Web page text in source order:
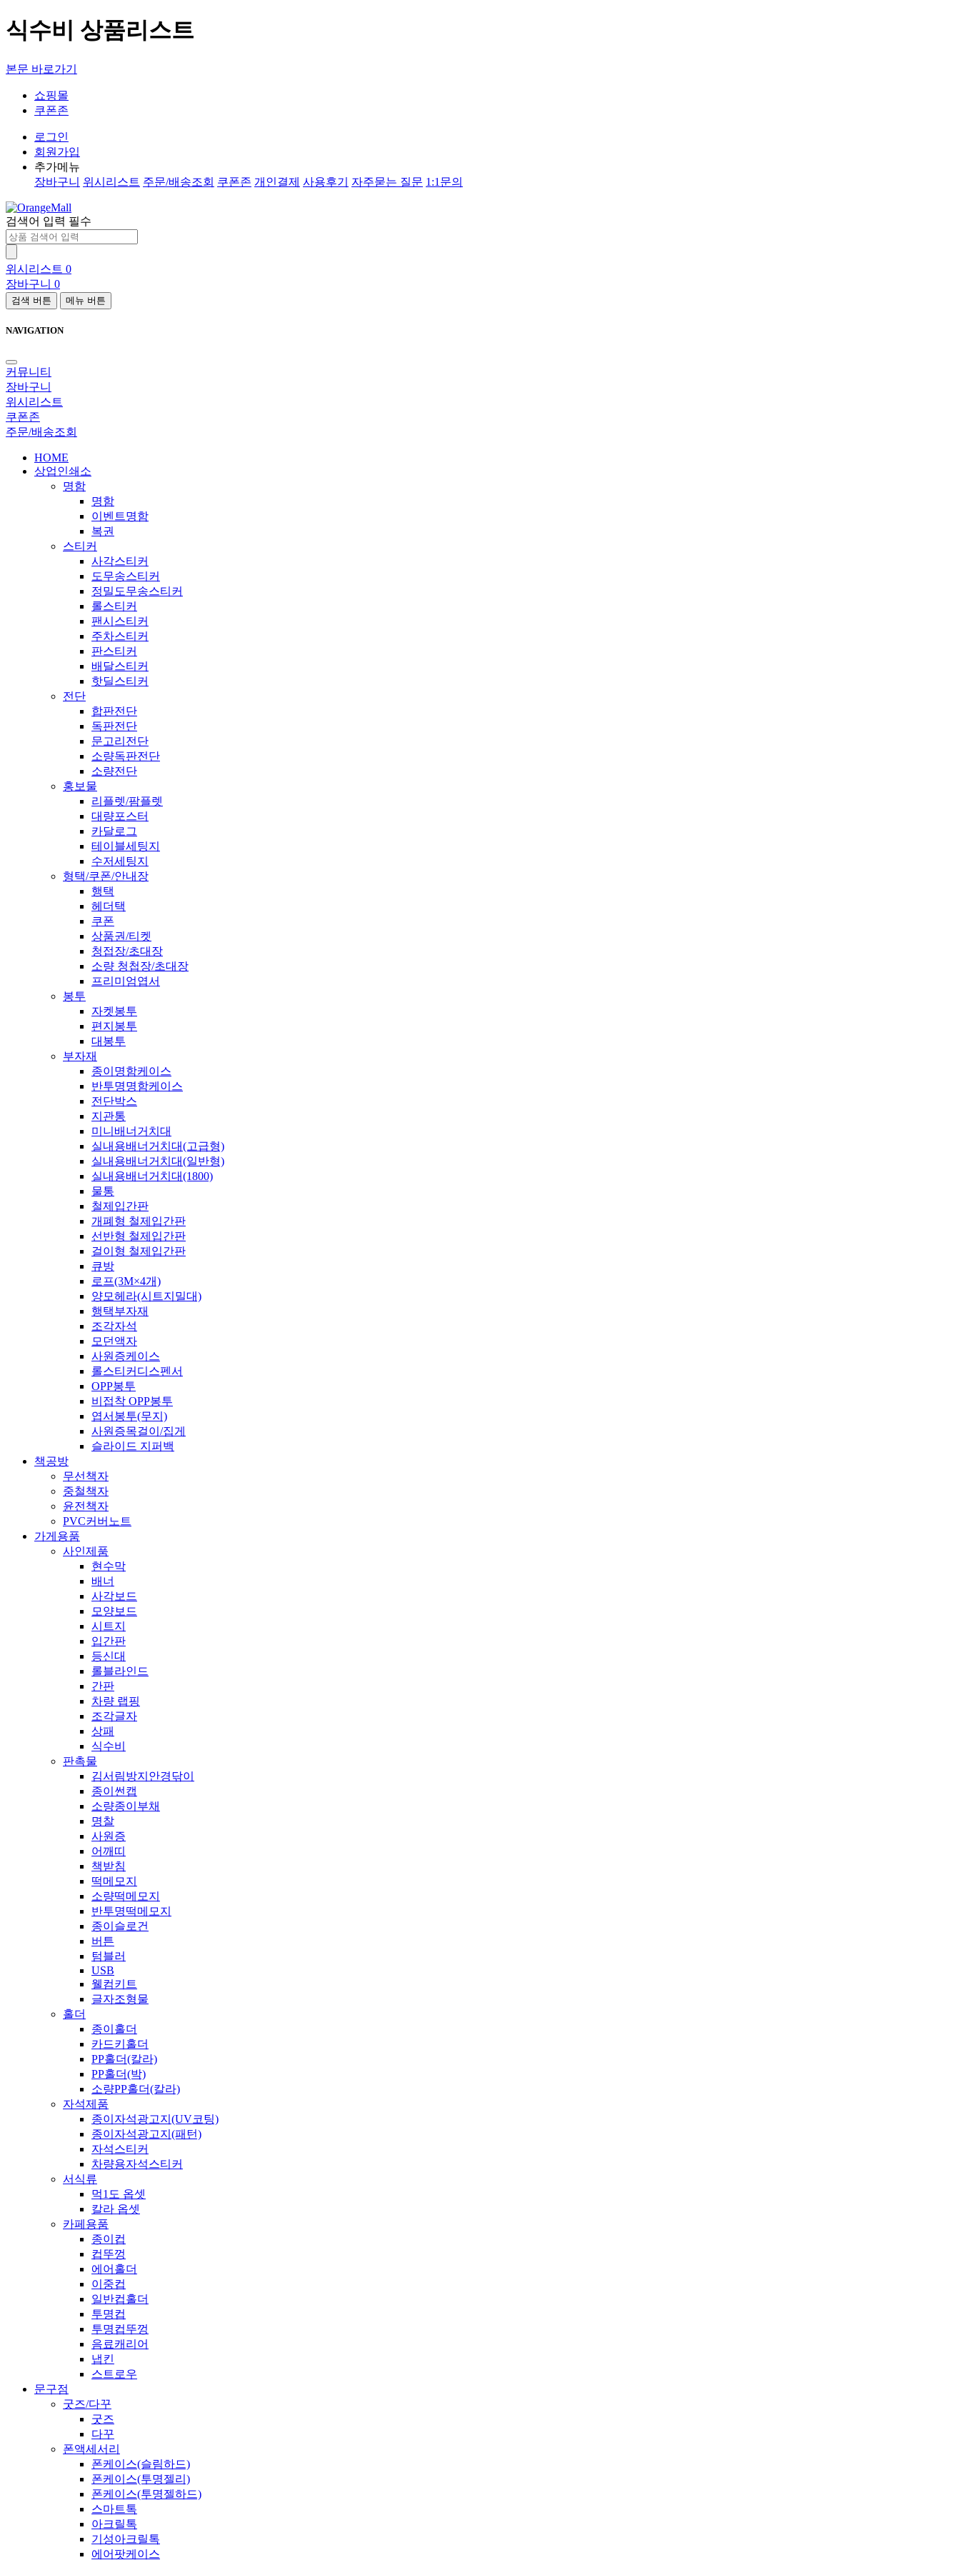
식수비 상품리스트
본문 바로가기
쇼핑몰
쿠폰존
로그인
회원가입
추가메뉴
장바구니 위시리스트 주문/배송조회 쿠폰존 개인결제 사용후기 자주묻는 질문 1:1문의
검색어 입력 필수
위시리스트 0
장바구니 0
검색 버튼 메뉴 버튼
NAVIGATION
커뮤니티
장바구니
위시리스트
쿠폰존
주문/배송조회
HOME
상업인쇄소
명함
명함
이벤트명함
복권
스티커
사각스티커
도무송스티커
정밀도무송스티커
롤스티커
팬시스티커
주차스티커
판스티커
배달스티커
핫딜스티커
전단
합판전단
독판전단
문고리전단
소량독판전단
소량전단
홍보물
리플렛/팜플렛
대량포스터
카달로그
테이블세팅지
수저세팅지
형택/쿠폰/안내장
행택
헤더택
쿠폰
상품권/티켓
청접장/초대장
소량 청첩장/초대장
프리미엄엽서
봉투
자켓봉투
편지봉투
대봉투
부자재
종이명함케이스
반투명명함케이스
전단박스
지관통
미니배너거치대
실내용배너거치대(고급형)
실내용배너거치대(일반형)
실내용배너거치대(1800)
물통
철제입간판
개폐형 철제입간판
선반형 철제입간판
걸이형 철제입간판
큐방
로프(3M×4개)
양모헤라(시트지밀대)
행택부자재
조각자석
모던액자
사원증케이스
롤스티커디스펜서
OPP봉투
비접착 OPP봉투
엽서봉투(무지)
사원증목걸이/집게
슬라이드 지퍼백
책공방
무선책자
중철책자
윤전책자
PVC커버노트
가게용품
사인제품
현수막
배너
사각보드
모양보드
시트지
입간판
등신대
롤블라인드
간판
차량 랩핑
조각글자
상패
식수비
판촉물
김서림방지안경닦이
종이썬캡
소량종이부채
명찰
사원증
어깨띠
책받침
떡메모지
소량떡메모지
반투명떡메모지
종이슬로건
버튼
텀블러
USB
웰컴키트
글자조형물
홀더
종이홀더
카드키홀더
PP홀더(칼라)
PP홀더(박)
소량PP홀더(칼라)
자석제품
종이자석광고지(UV코팅)
종이자석광고지(패턴)
자석스티커
차량용자석스티커
서식류
먹1도 옵셋
칼라 옵셋
카페용품
종이컵
컵뚜껑
에어홀더
이중컵
일반컵홀더
투명컵
투명컵뚜껑
음료캐리어
냅킨
스트로우
문구점
굿즈/다꾸
굿즈
다꾸
폰액세서리
폰케이스(슬림하드)
폰케이스(투명젤리)
폰케이스(투명젤하드)
스마트톡
아크릴톡
기성아크릴톡
에어팟케이스